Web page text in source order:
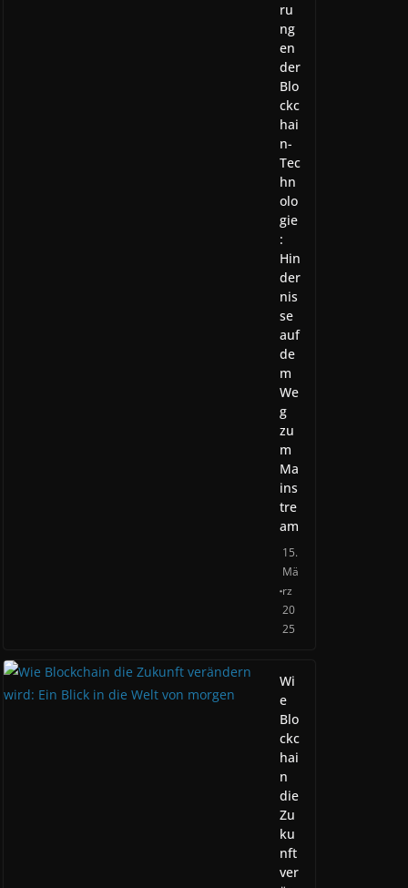
ru
ng
en
der
Blo
ckc
hai
n-
Tec
hn
olo
gie
:
Hin
der
nis
se
auf
de
m
We
g
zu
m
Ma
ins
tre
am
15.
Mä
rz
20
25
Wi
e
Blo
ckc
hai
n
die
Zu
ku
nft
ver